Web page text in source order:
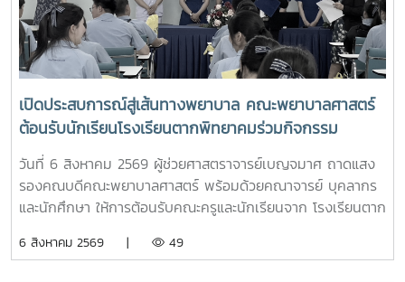
เปิดประสบการณ์สู่เส้นทางพยาบาล คณะพยาบาลศาสตร์
ต้อนรับนักเรียนโรงเรียนตากพิทยาคมร่วมกิจกรรม
"Future Nurse Portfolio"
วันที่ 6 สิงหาคม 2569 ผู้ช่วยศาสตราจารย์เบญจมาศ ถาดแสง
รองคณบดีคณะพยาบาลศาสตร์ พร้อมด้วยคณาจารย์ บุคลากร
และนักศึกษา ให้การต้อนรับคณะครูและนักเรียนจาก โรงเรียนตาก
ศึกษาต่อด้านพยาบาลศาสตร์ ณ ห้อง E403 ชั้น 4ในการนี้ ผู้
6 สิงหาคม 2569 | 49